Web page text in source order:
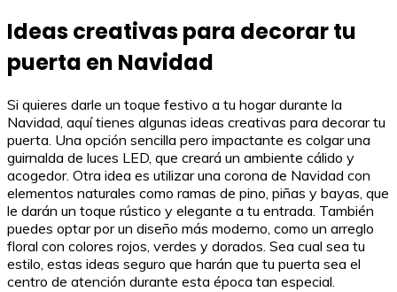
Ideas creativas para decorar tu
puerta en Navidad
Si quieres darle un toque festivo a tu hogar durante la
Navidad, aquí tienes algunas ideas creativas para decorar tu
puerta. Una opción sencilla pero impactante es colgar una
guirnalda de luces LED, que creará un ambiente cálido y
acogedor. Otra idea es utilizar una corona de Navidad con
elementos naturales como ramas de pino, piñas y bayas, que
le darán un toque rústico y elegante a tu entrada. También
puedes optar por un diseño más moderno, como un arreglo
floral con colores rojos, verdes y dorados. Sea cual sea tu
estilo, estas ideas seguro que harán que tu puerta sea el
centro de atención durante esta época tan especial.